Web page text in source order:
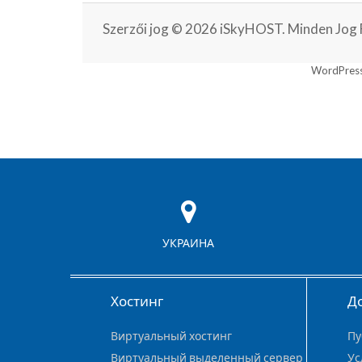
Szerzői jog © 2026 iSkyHOST. Minden Jog
УКРАИНА
Хостинг
Виртуальный хостинг
Виртуальный выделенный сервер